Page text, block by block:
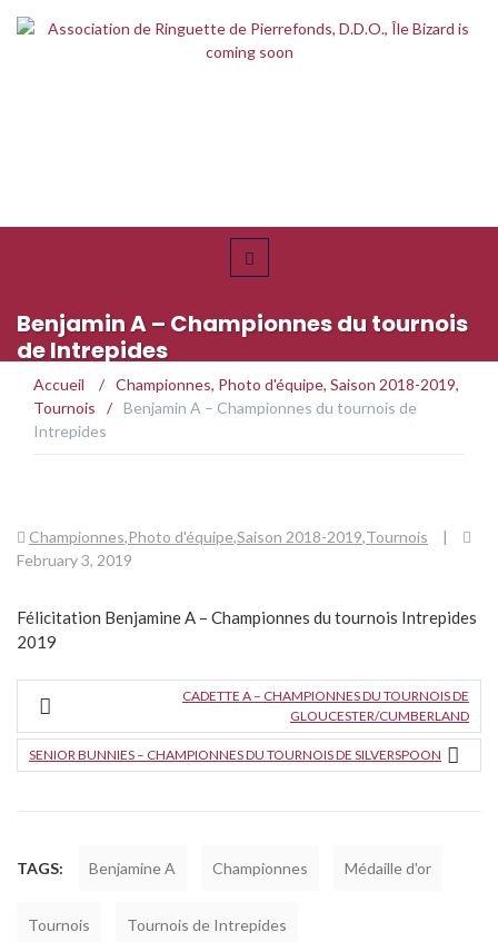
Benjamin A – Championnes du tournois
de Intrepides
Accueil / Championnes, Photo d'équipe, Saison 2018-2019,
Tournois
/ Benjamin A – Championnes du tournois de
Intrepides
Championnes,Photo d'équipe,Saison 2018-2019,Tournois
|
February 3, 2019
Félicitation Benjamine A – Championnes du tournois Intrepides
2019
CADETTE A – CHAMPIONNES DU TOURNOIS DE
GLOUCESTER/CUMBERLAND
SENIOR BUNNIES – CHAMPIONNES DU TOURNOIS DE SILVERSPOON
TAGS: Benjamine A Championnes Médaille d'or
Tournois Tournois de Intrepides